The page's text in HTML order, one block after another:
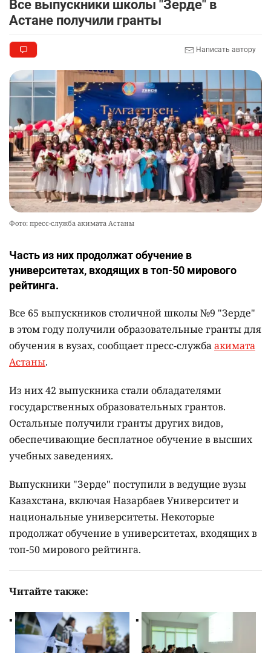
Все выпускники школы "Зерде" в
Астане получили гранты
Написать автору
Фото: пресс-служба акимата Астаны
Часть из них продолжат обучение в
университетах, входящих в топ-50 мирового
рейтинга.
Все 65 выпускников столичной школы №9 "Зерде"
в этом году получили образовательные гранты для
обучения в вузах, сообщает пресс-службаакимата
Астаны.
Из них 42 выпускника стали обладателями
государственных образовательных грантов.
Остальные получили гранты других видов,
обеспечивающие бесплатное обучение в высших
учебных заведениях.
Выпускники "Зерде" поступили в ведущие вузы
Казахстана, включая Назарбаев Университет и
национальные университеты. Некоторые
продолжат обучение в университетах, входящих в
топ-50 мирового рейтинга.
Читайте также: